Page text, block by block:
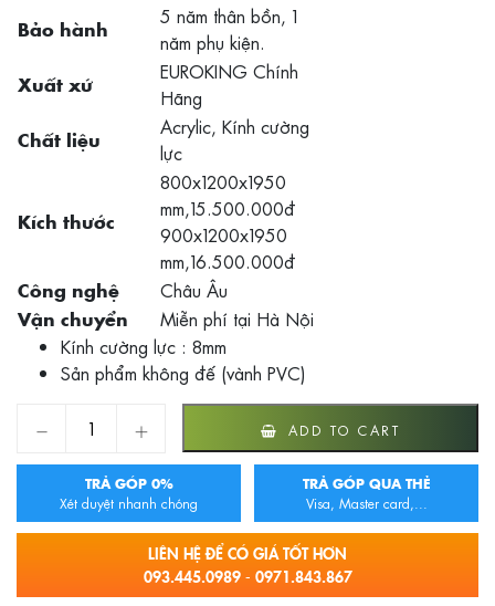
Bảo hành
5 năm thân bồn, 1
năm phụ kiện.
Xuất xứ
EUROKING Chính
Hãng
Chất liệu
Acrylic, Kính cường
lực
Kích thước
800x1200x1950
mm,15.500.000đ
900x1200x1950
mm,16.500.000đ
Công nghệ Châu Âu
Vận chuyển
Miễn phí tại Hà Nội
Kính cường lực : 8mm
Sản phẩm không đế (vành PVC)
ADD TO CART
TRẢ GÓP 0%
Xét duyệt nhanh chóng
TRẢ GÓP QUA THẺ
Visa, Master card,...
LIÊN HỆ ĐỂ CÓ GIÁ TỐT HƠN
093.445.0989 - 0971.843.867